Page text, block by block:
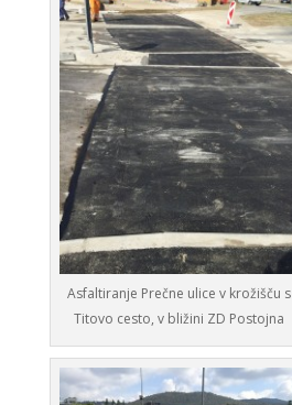
Asfaltiranje Prečne ulice v krožišču s
Titovo cesto, v bližini ZD Postojna